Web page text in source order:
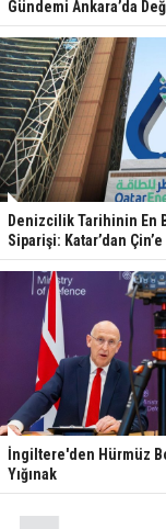
Gündemi Ankara’da
Denizcilik Tarihinin En
Siparişi: Katar’dan
İngiltere'den Hürmüz
Yığınak